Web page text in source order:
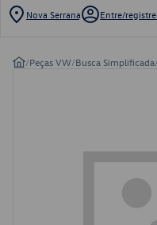
Nova Serrana Entre/
/Peças VW/Busca Simplificada/